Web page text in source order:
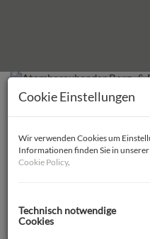
Fernblick - 4
Thaur
Zimmer
Cookie Einstellungen
Wir verwenden Cookies um
Informationen finden Sie in unserer
Cookie Policy.
Technisch notwendige
Cookies